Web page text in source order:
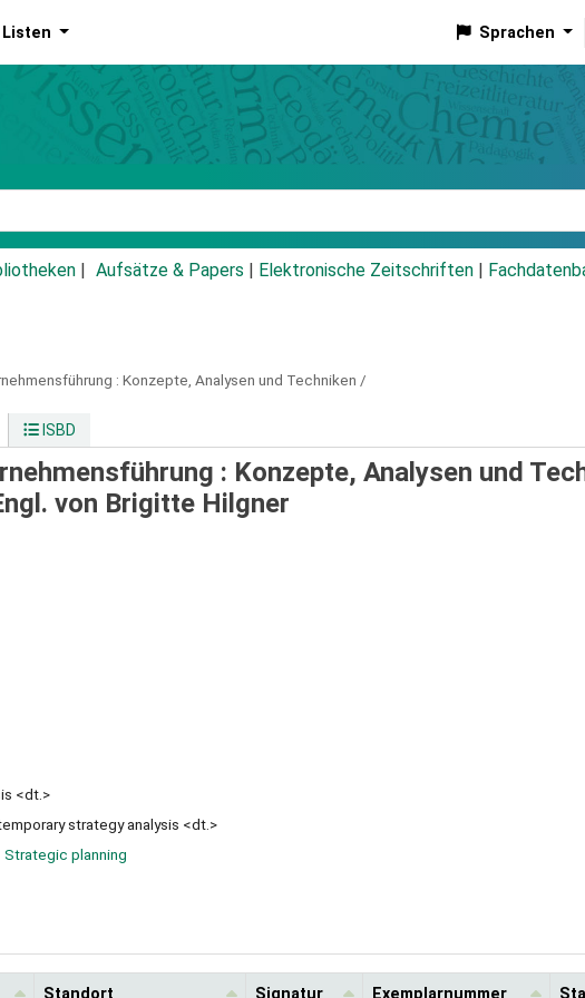
Listen Sprachen
Aufsätze & Papers Elektronische Zeitschriften
: Konzepte, Analysen und Techniken /
ISBD
: Konzepte, Analysen und
von Brigitte Hilgner
<dt.>
strategy analysis <dt.>
Strategic planning